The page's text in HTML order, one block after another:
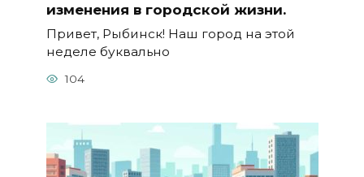
изменения в городской жизни.
Привет, Рыбинск! Наш город на этой
неделе буквально
104